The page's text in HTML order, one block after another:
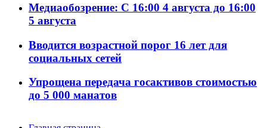
Медиаобозрение: С 16:00 4 августа до 16:00
5 августа
Вводится возрастной порог 16 лет для
социальных сетей
Упрощена передача госактивов стоимостью
до 5 000 манатов